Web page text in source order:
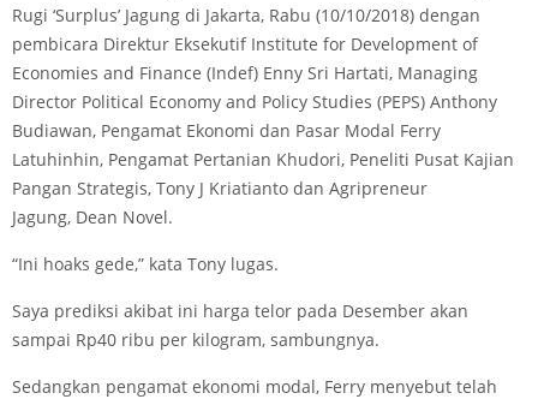
Rugi ‘Surplus’ Jagung di Jakarta, Rabu (10/10/2018) dengan
pembicara Direktur Eksekutif Institute for Development of
Economies and Finance (Indef) Enny Sri Hartati, Managing
Director Political Economy and Policy Studies (PEPS) Anthony
Budiawan, Pengamat Ekonomi dan Pasar Modal Ferry
Latuhinhin, Pengamat Pertanian Khudori, Peneliti Pusat Kajian
Pangan Strategis, Tony J Kriatianto dan Agripreneur
Jagung, Dean Novel.
“Ini hoaks gede,” kata Tony lugas.
Saya prediksi akibat ini harga telor pada Desember akan
sampai Rp40 ribu per kilogram, sambungnya.
Sedangkan pengamat ekonomi modal, Ferry menyebut telah